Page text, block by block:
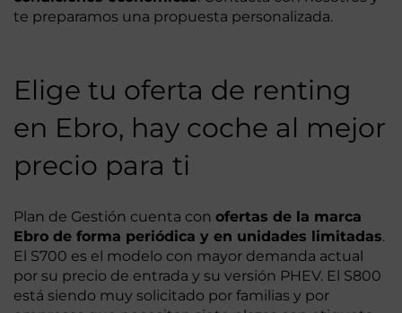
te preparamos una propuesta personalizada.
Elige tu oferta de renting
en Ebro, hay coche al mejor
precio para ti
Plan de Gestión cuenta con ofertas de la marca
Ebro de forma periódica y en unidades limitadas.
El S700 es el modelo con mayor demanda actual
por su precio de entrada y su versión PHEV. El S800
está siendo muy solicitado por familias y por